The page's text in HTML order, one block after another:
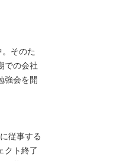
そのた
での会社
強会を開
従事する
クト終了